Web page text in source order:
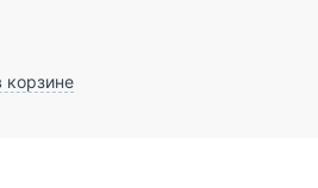
корзине